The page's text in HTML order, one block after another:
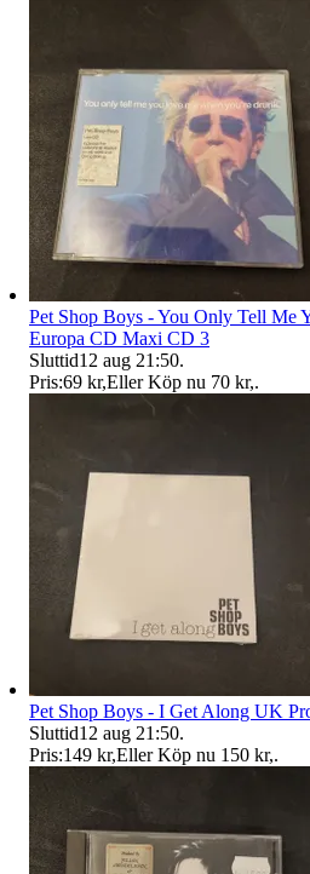
Pet Shop Boys - You Only Tell Me
Europa CD Maxi CD 3
Sluttid12 aug 21:50.
Pris:69 kr,Eller Köp nu 70 kr,.
Pet Shop Boys - I Get Along UK
Sluttid12 aug 21:50.
Pris:149 kr,Eller Köp nu 150 kr,.